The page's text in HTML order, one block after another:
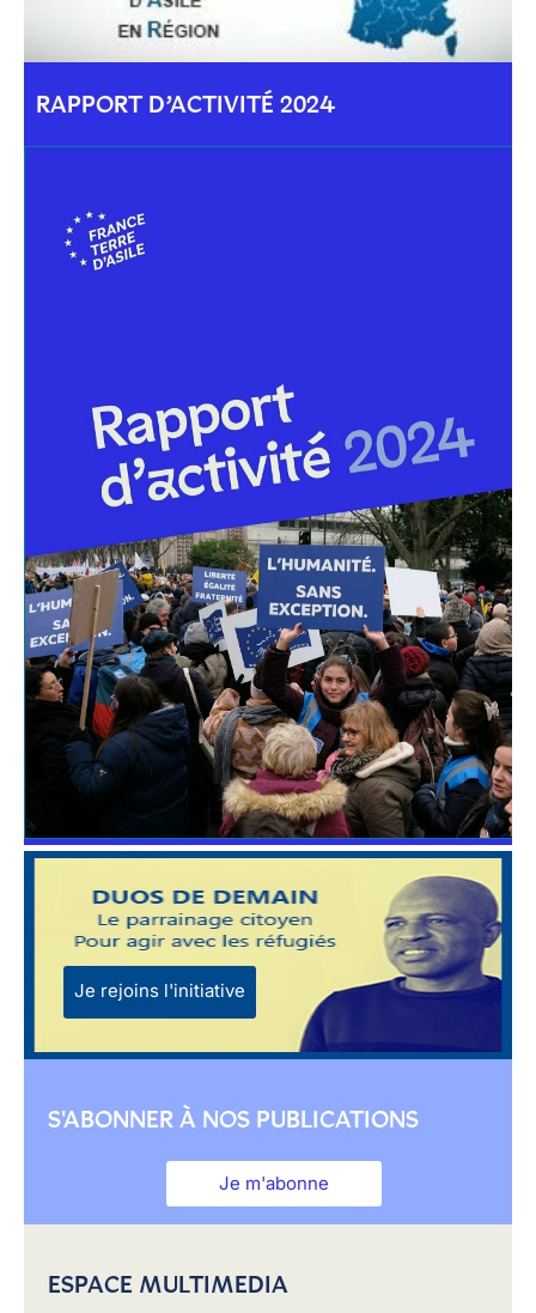
RAPPORT D’ACTIVITÉ 2024
Je rejoins l'initiative
S'ABONNER À NOS PUBLICATIONS
Je m'abonne
ESPACE MULTIMEDIA